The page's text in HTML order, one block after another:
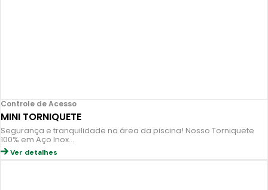
Controle de Acesso
MINI TORNIQUETE
Segurança e tranquilidade na área da piscina! Nosso Torniquete
100% em Aço Inox…
Ver detalhes